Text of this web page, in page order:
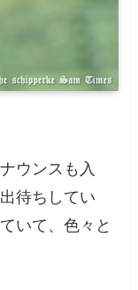
ウンスも入
待ちしてい
いて、色々と